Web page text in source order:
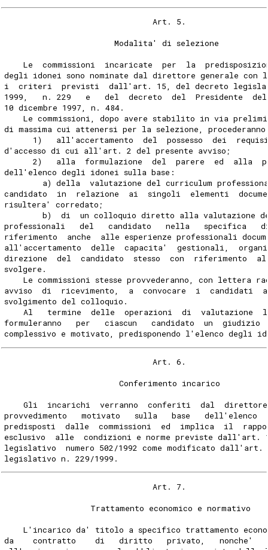
                               Art. 5.
                       Modalita' di selezione
Le  commissioni  incaricate  per  la
degli idonei sono nominate dal direttore generale con
i  criteri  previsti  dall'art. 15, del decreto
1999,   n. 229   e   del  decreto  del  Presidente
10 dicembre 1997, n. 484.
Le commissioni, dopo avere stabilito in via
di massima cui attenersi per la selezione,
1)   all'accertamento  del  possesso  dei
d'accesso di cui all'art. 2 del presente avviso;
2)   alla  formulazione  del  parere  ed  alla
dell'elenco degli idonei sulla base:
a) della  valutazione del curriculum
candidato  in  relazione  ai  singoli  elementi
risultera' corredato;
b)  di  un colloquio diretto alla valutazione
professionali   del   candidato   nella   specifica
riferimento  anche  alle esperienze professionali
all'accertamento  delle  capacita'  gestionali,
direzione  del  candidato  stesso  con  riferimento
svolgere.
Le commissioni stesse provvederanno, con lettera
avviso  di  ricevimento,  a  convocare  i  candidati
svolgimento del colloquio.
Al   termine  delle  operazioni  di  valutazione
formuleranno   per   ciascun   candidato  un
complessivo e motivato, predisponendo l'elenco degli
                               Art. 6.
                        Conferimento incarico
Gli  incarichi  verranno  conferiti  dal
provvedimento   motivato   sulla   base   dell'elenco
predisposti  dalle  commissioni  ed  implica  il
esclusivo  alle  condizioni e norme previste dall'art.
legislativo  numero 502/1992 come modificato dall'art.
legislativo n. 229/1999.
                               Art. 7.
                  Trattamento economico e normativo
L'incarico da' titolo a specifico trattamento
da    contratto    di   diritto   privato,   nonche'